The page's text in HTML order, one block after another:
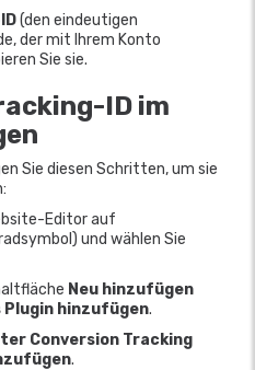
(den eindeutigen
der mit Ihrem Konto
Sie sie.
ID im
Sie diesen Schritten, um sie
Editor auf
und wählen Sie
Neu hinzufügen
Plugin hinzufügen.
Conversion Tracking
.